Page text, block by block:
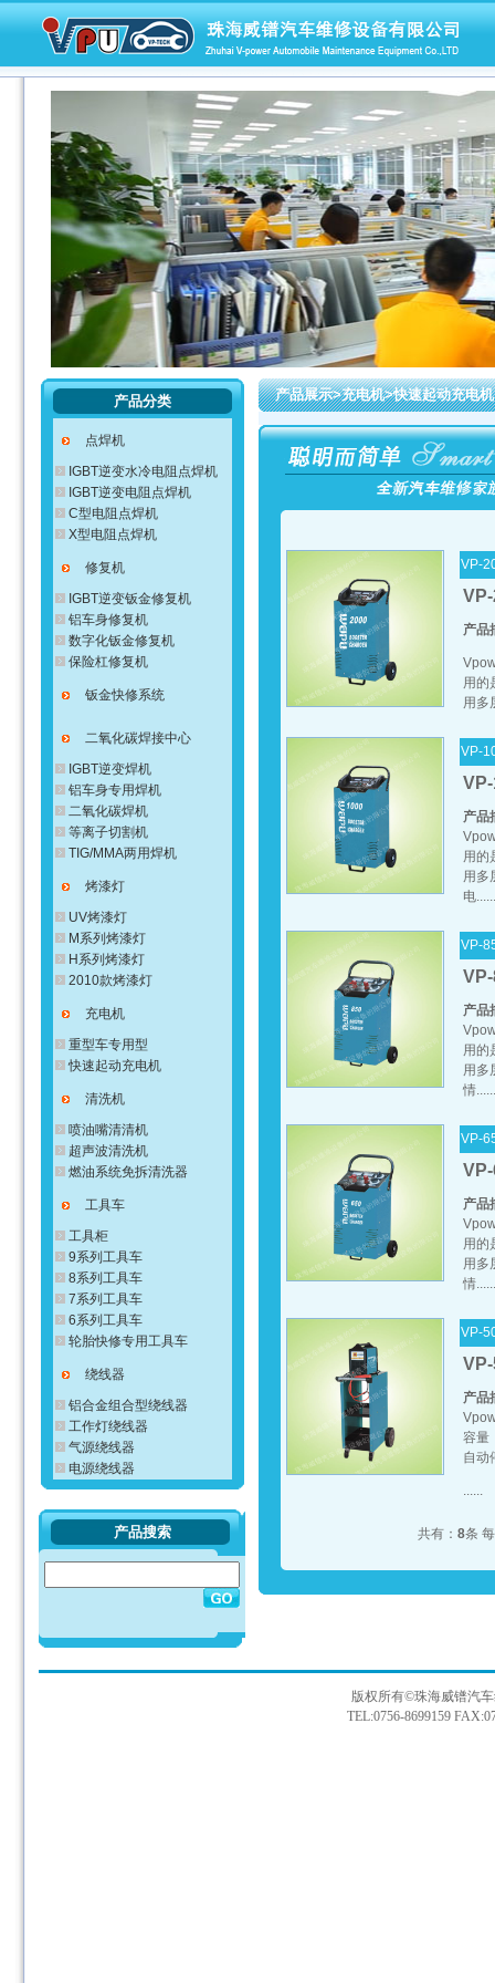
产品分类
点焊机
IGBT逆变水冷电阻点焊机
IGBT逆变电阻点焊机
C型电阻点焊机
X型电阻点焊机
修复机
IGBT逆变钣金修复机
铝车身修复机
数字化钣金修复机
保险杠修复机
钣金快修系统
二氧化碳焊接中心
IGBT逆变焊机
铝车身专用焊机
二氧化碳焊机
等离子切割机
TIG/MMA两用焊机
烤漆灯
UV烤漆灯
M系列烤漆灯
H系列烤漆灯
2010款烤漆灯
充电机
重型车专用型
快速起动充电机
清洗机
喷油嘴清清机
超声波清洗机
燃油系统免拆清洗器
工具车
工具柜
9系列工具车
8系列工具车
7系列工具车
6系列工具车
轮胎快修专用工具车
绕线器
铝合金组合型绕线器
工作灯绕线器
气源绕线器
电源绕线器
产品搜索
产品展示>充电机>快速起动充电机
VP-
产品
用的
用多
VP-
产品
用的
用多
电......
VP-
产品
用的
用多
情......
VP-
产品
用的
用多
情......
VP-
产品
容量
自动
......
共有： 8条
版权所有©珠海威镨汽
TEL:0756-8699159